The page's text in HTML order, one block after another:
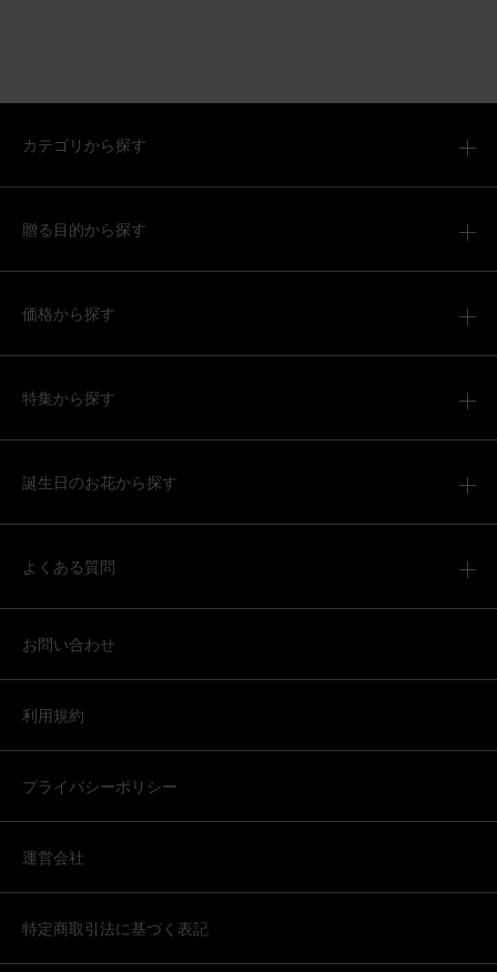
カテゴリから探す
贈る目的から探す
価格から探す
特集から探す
誕生日のお花から探す
よくある質問
お問い合わせ
利用規約
プライバシーポリシー
運営会社
特定商取引法に基づく表記